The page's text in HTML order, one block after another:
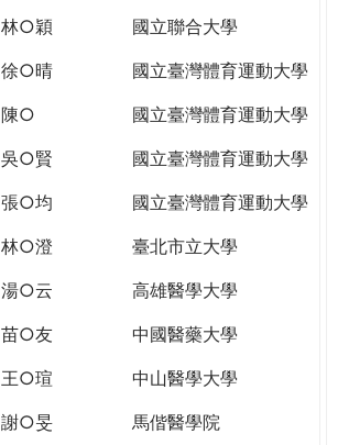
林○穎
國立聯合大學
徐○晴
國立臺灣體育運動大學
陳○
國立臺灣體育運動大學
吳○賢
國立臺灣體育運動大學
張○均
國立臺灣體育運動大學
林○澄
臺北市立大學
湯○云
高雄醫學大學
苗○友
中國醫藥大學
王○瑄
中山醫學大學
謝○旻
馬偕醫學院